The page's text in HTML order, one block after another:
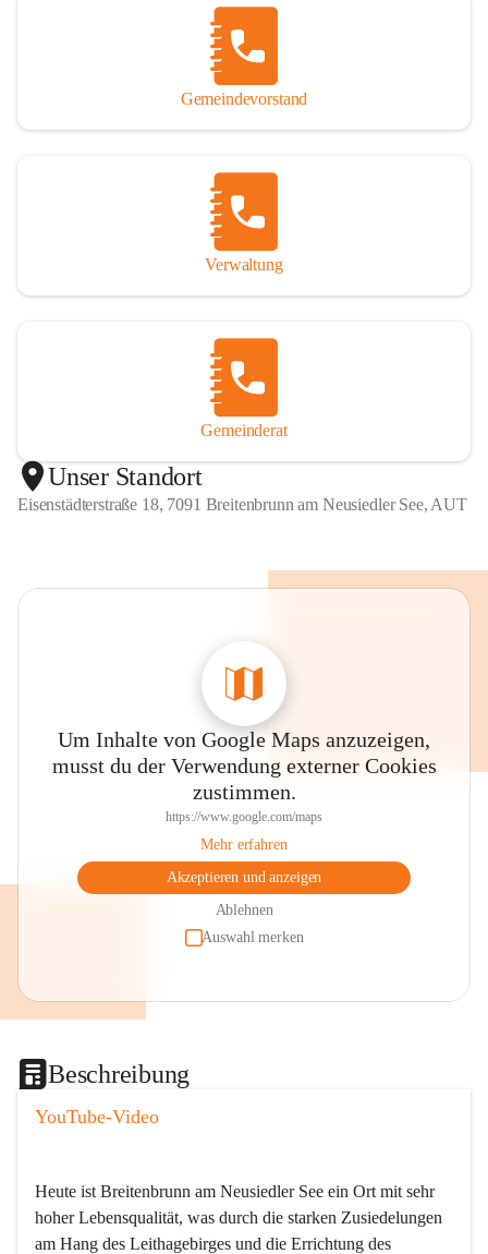
Gemeindevorstand
Verwaltung
Gemeinderat
Unser Standort
Eisenstädterstraße 18, 7091 Breitenbrunn am Neusiedler See, AUT
Um Inhalte von Google Maps anzuzeigen,
musst du der Verwendung externer Cookies
zustimmen.
https://www.google.com/maps
Mehr erfahren
Akzeptieren und anzeigen
Ablehnen
Auswahl merken
Beschreibung
YouTube-Video
Heute ist Breitenbrunn am Neusiedler See ein Ort mit sehr
hoher Lebensqualität, was durch die starken Zusiedelungen
am Hang des Leithagebirges und die Errichtung des